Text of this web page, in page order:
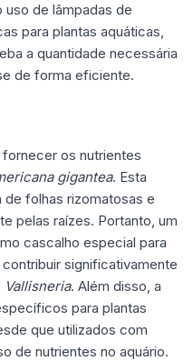
uso de lâmpadas de
para plantas aquáticas,
a quantidade necessária
de forma eficiente.
os nutrientes
gigantea. Esta
de folhas rizomatosas e
pelas raízes. Portanto, um
cascalho especial para
significativamente
Vallisneria. Além disso, a
para plantas
que utilizados com
de nutrientes no aquário.